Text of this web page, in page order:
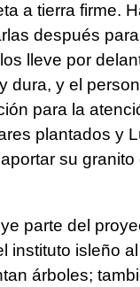
a tierra firme.
después
lleve por
dura, y el
para la
plantados y
su
parte del
instituto isleño
árboles;